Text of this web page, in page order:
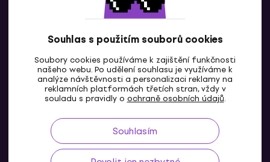
Souhlas s použitím souborů cookies
Soubory cookies používáme k zajištění funkčnosti
našeho webu. Po udělení souhlasu je využíváme k
analýze návštěvnosti a personalizaci reklamy na
reklamních platformách třetích stran, vždy v
souladu s pravidly o ochraně osobních údajů.
Souhlasím
CZ